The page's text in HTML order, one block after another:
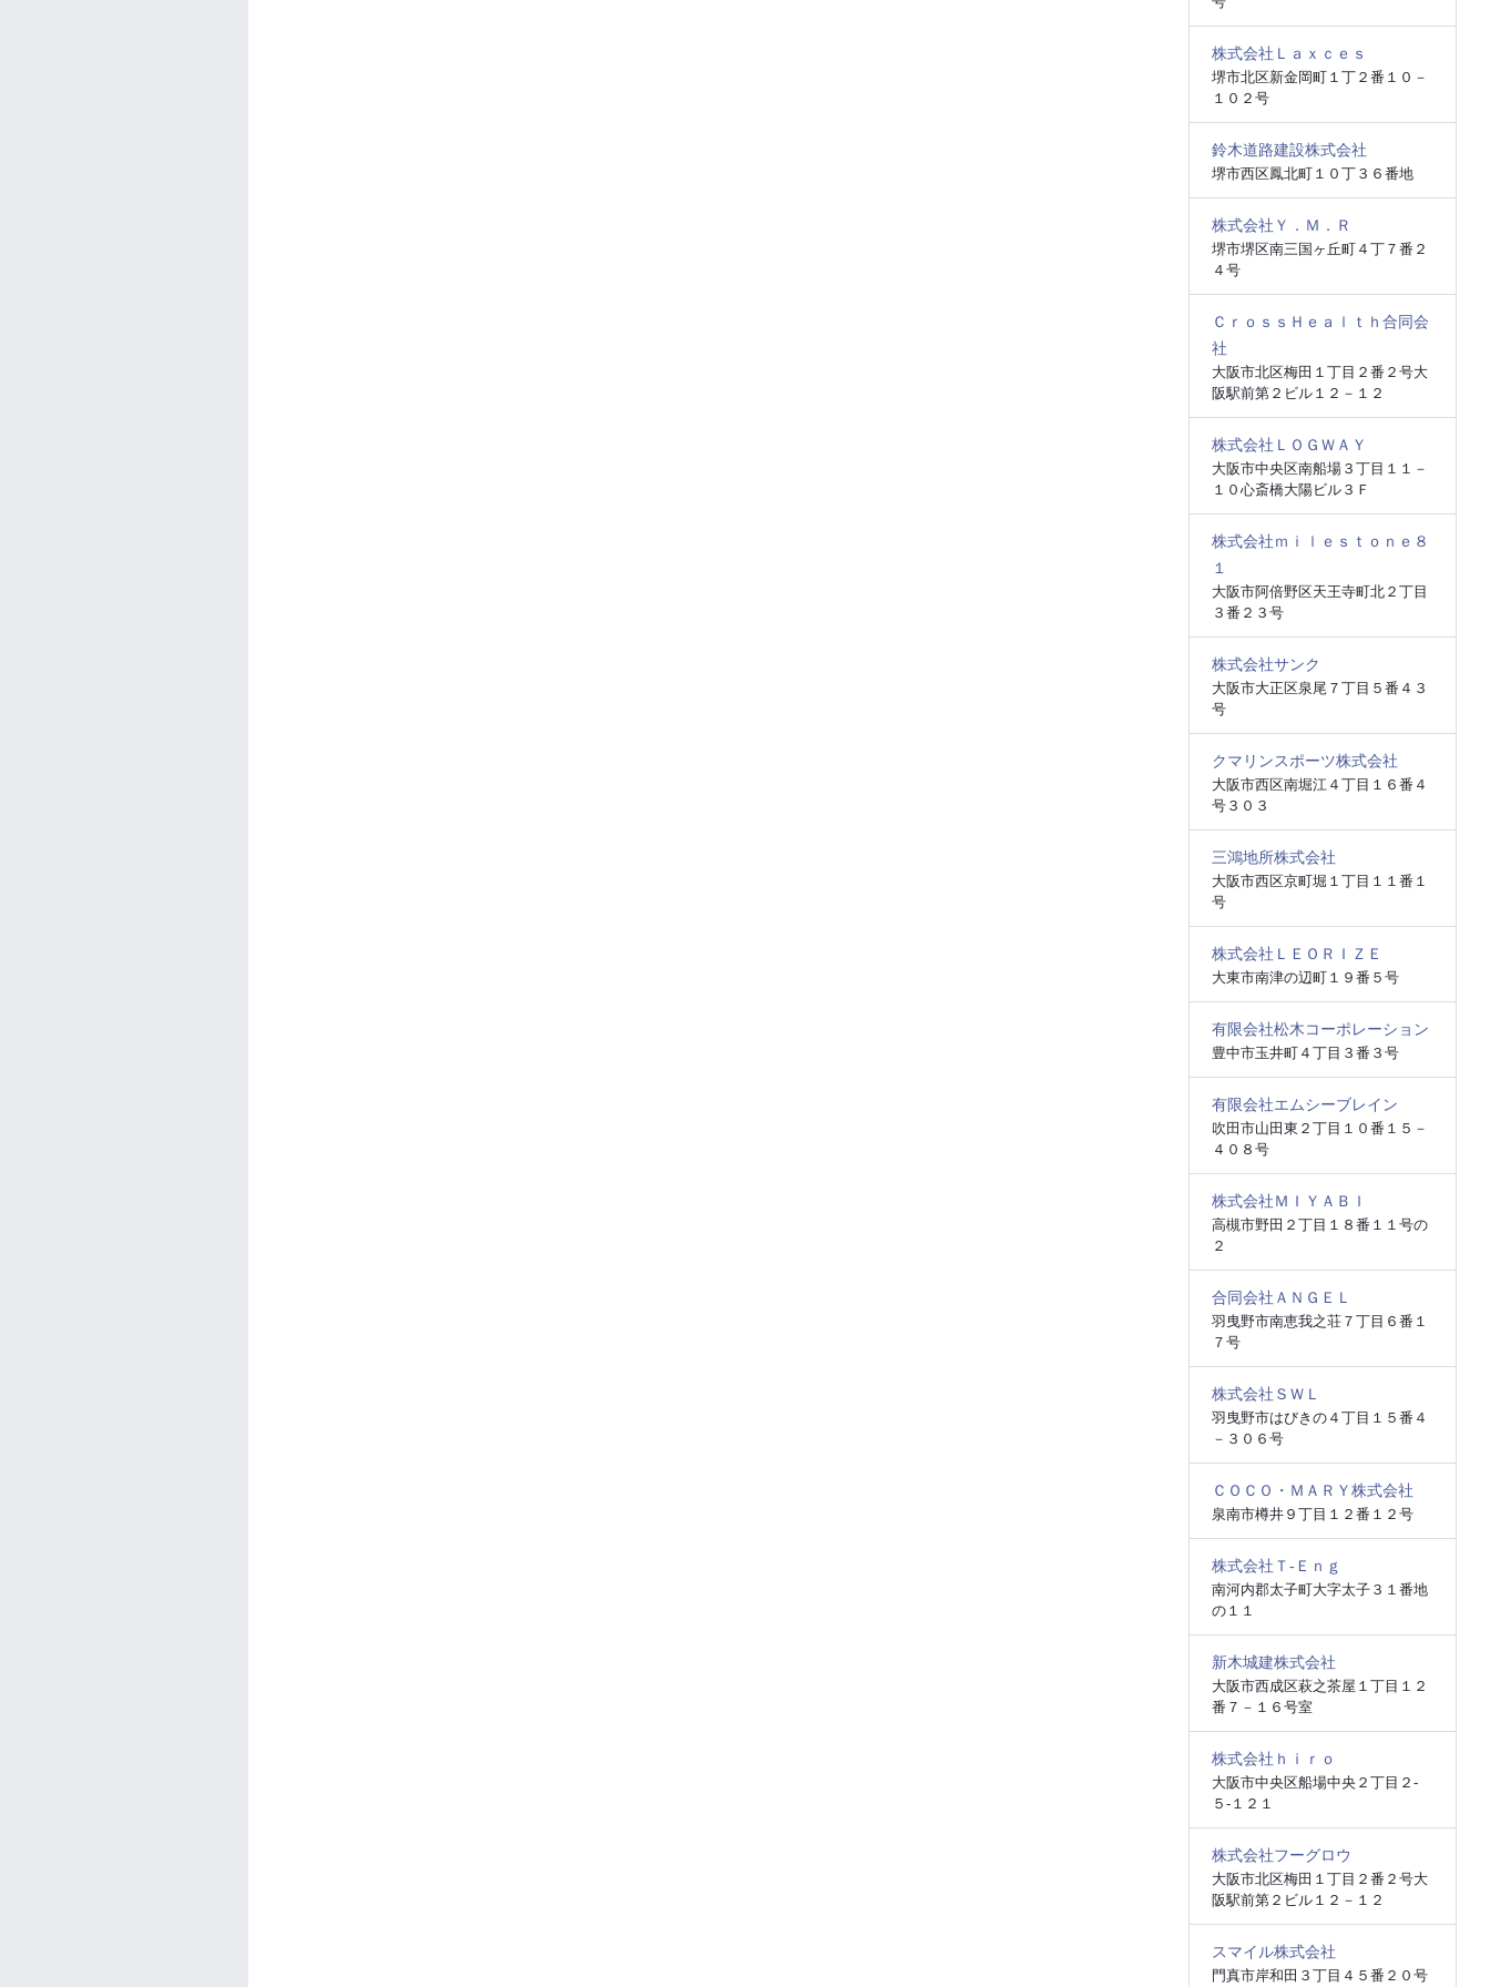
株式会社Ｌａｘｃｅｓ
堺市北区新金岡町１丁２番１０－
１０２号
鈴木道路建設株式会社
堺市西区鳳北町１０丁３６番地
株式会社Ｙ．Ｍ．Ｒ
堺市堺区南三国ヶ丘町４丁７番２
４号
ＣｒｏｓｓＨｅａｌｔｈ合同会
社
大阪市北区梅田１丁目２番２号大
阪駅前第２ビル１２－１２
株式会社ＬＯＧＷＡＹ
大阪市中央区南船場３丁目１１－
１０心斎橋大陽ビル３Ｆ
株式会社ｍｉｌｅｓｔｏｎｅ８
１
大阪市阿倍野区天王寺町北２丁目
３番２３号
株式会社サンク
大阪市大正区泉尾７丁目５番４３
号
クマリンスポーツ株式会社
大阪市西区南堀江４丁目１６番４
号３０３
三鴻地所株式会社
大阪市西区京町堀１丁目１１番１
号
株式会社ＬＥＯＲＩＺＥ
大東市南津の辺町１９番５号
有限会社松木コーポレーション
豊中市玉井町４丁目３番３号
有限会社エムシーブレイン
吹田市山田東２丁目１０番１５－
４０８号
株式会社ＭＩＹＡＢＩ
高槻市野田２丁目１８番１１号の
２
合同会社ＡＮＧＥＬ
羽曳野市南恵我之荘７丁目６番１
７号
株式会社ＳＷＬ
羽曳野市はびきの４丁目１５番４
－３０６号
ＣＯＣＯ・ＭＡＲＹ株式会社
泉南市樽井９丁目１２番１２号
株式会社Ｔ‐Ｅｎｇ
南河内郡太子町大字太子３１番地
の１１
新木城建株式会社
大阪市西成区萩之茶屋１丁目１２
番７－１６号室
株式会社ｈｉｒｏ
大阪市中央区船場中央２丁目２‐
５‐１２１
株式会社フーグロウ
大阪市北区梅田１丁目２番２号大
阪駅前第２ビル１２－１２
スマイル株式会社
門真市岸和田３丁目４５番２０号